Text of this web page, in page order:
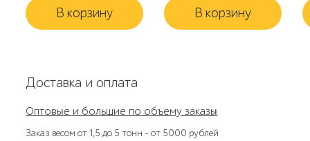
В корзину В корзину
Доставка и оплата
Оптовые и большие по объему заказы
Заказ весом от 1,5 до 5 тонн – от 5000 рублей